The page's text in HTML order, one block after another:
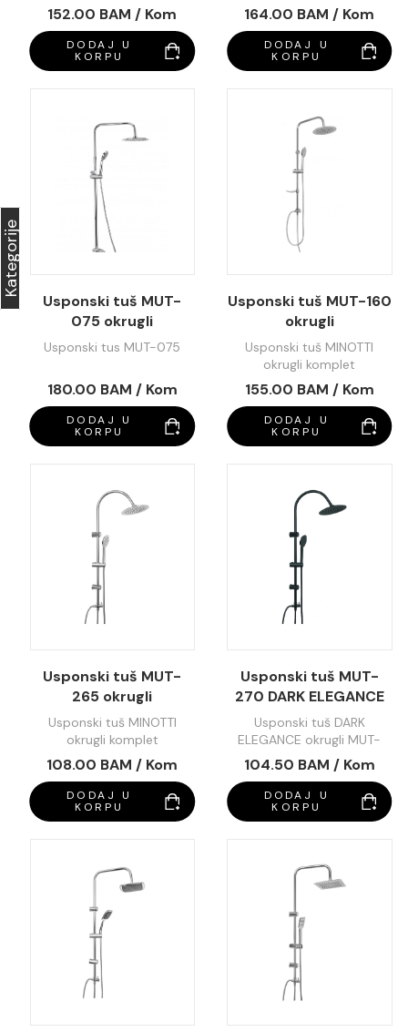
Kategorije
152.00 BAM / Kom
DODAJ U
KORPU
164.00 BAM / Kom
DODAJ U
KORPU
Usponski tuš MUT-
075 okrugli
Usponski tus MUT-075
180.00 BAM / Kom
DODAJ U
KORPU
Usponski tuš MUT-160
okrugli
Usponski tuš MINOTTI
okrugli komplet
155.00 BAM / Kom
DODAJ U
KORPU
Usponski tuš MUT-
265 okrugli
Usponski tuš MINOTTI
okrugli komplet
108.00 BAM / Kom
DODAJ U
KORPU
Usponski tuš MUT-
270 DARK ELEGANCE
okrugli
Usponski tuš DARK
ELEGANCE okrugli MUT-
270
104.50 BAM / Kom
DODAJ U
KORPU